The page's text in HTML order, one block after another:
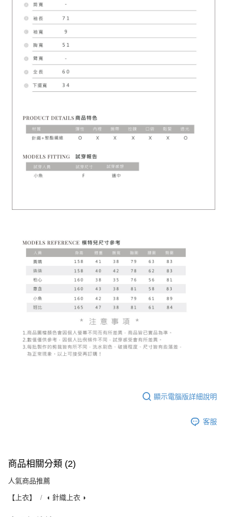
顯示電腦版詳細說明
客服
商品相關分類 (2)
人氣商品推薦
【上衣】 ◖ 針織上衣 ◗